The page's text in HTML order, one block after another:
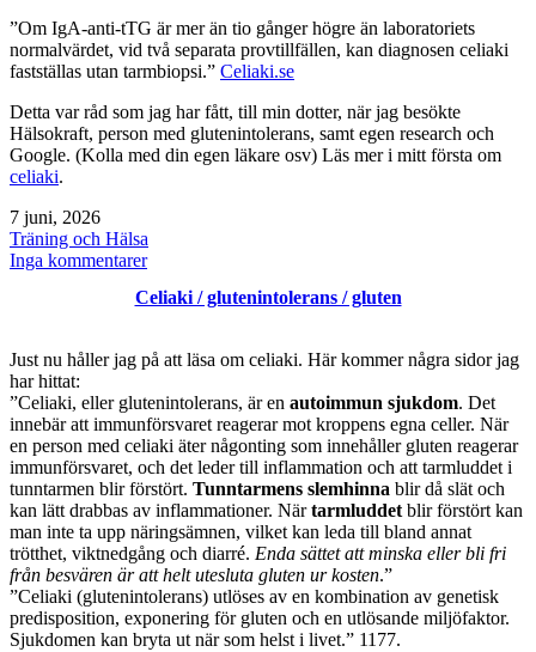
”Om IgA-anti-tTG är mer än tio gånger högre än laboratoriets
normalvärdet, vid två separata provtillfällen, kan diagnosen celiaki
fastställas utan tarmbiopsi.” Celiaki.se
Detta var råd som jag har fått, till min dotter, när jag besökte
Hälsokraft, person med glutenintolerans, samt egen research och
Google. (Kolla med din egen läkare osv) Läs mer i mitt första om
celiaki.
Publicerat
den
7 juni, 2026
Kategoriserat
som
Träning och Hälsa
Inga kommentarertill
/
Celiaki / glutenintolerans / gluten
Just nu håller jag på att läsa om celiaki. Här kommer några sidor jag
har hittat:
”Celiaki, eller glutenintolerans, är en autoimmun sjukdom. Det
innebär att immunförsvaret reagerar mot kroppens egna celler. När
en person med celiaki äter någonting som innehåller gluten reagerar
immunförsvaret, och det leder till inflammation och att tarmluddet i
tunntarmen blir förstört. Tunntarmens slemhinna blir då slät och
kan lätt drabbas av inflammationer. Närtarmluddetblir förstört kan
man inte ta upp näringsämnen, vilket kan leda till bland annat
trötthet, viktnedgång och diarré. Enda sättet att minska eller bli fri
från besvären är att helt utesluta gluten ur kosten.”
”Celiaki (glutenintolerans) utlöses av en kombination av genetisk
predisposition, exponering för gluten och en utlösande miljöfaktor.
Sjukdomen kan bryta ut när som helst i livet.” 1177.